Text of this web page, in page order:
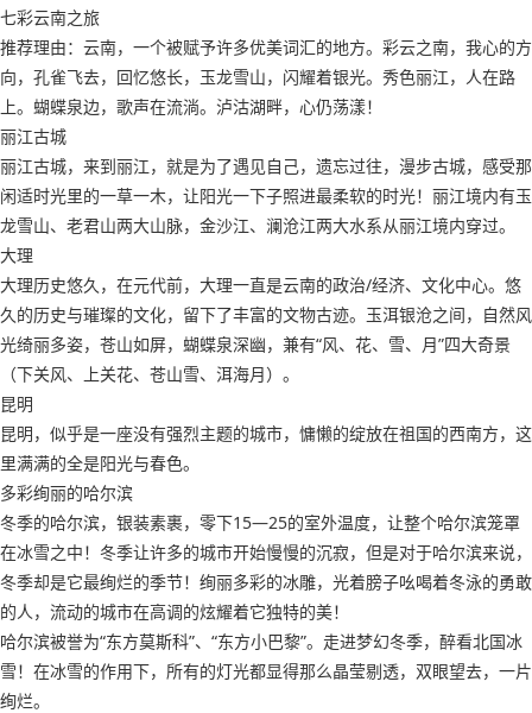
七彩云南之旅
推荐理由：云南，一个被赋予许多优美词汇的地方。彩云之南，我心的方
向，孔雀飞去，回忆悠长，玉龙雪山，闪耀着银光。秀色丽江，人在路
上。蝴蝶泉边，歌声在流淌。泸沽湖畔，心仍荡漾！
丽江古城
丽江古城，来到丽江，就是为了遇见自己，遗忘过往，漫步古城，感受那
闲适时光里的一草一木，让阳光一下子照进最柔软的时光！丽江境内有玉
龙雪山、老君山两大山脉，金沙江、澜沧江两大水系从丽江境内穿过。
大理
大理历史悠久，在元代前，大理一直是云南的政治/经济、文化中心。悠
久的历史与璀璨的文化，留下了丰富的文物古迹。玉洱银沧之间，自然风
光绮丽多姿，苍山如屏，蝴蝶泉深幽，兼有“风、花、雪、月”四大奇景
（下关风、上关花、苍山雪、洱海月）。
昆明
昆明，似乎是一座没有强烈主题的城市，慵懒的绽放在祖国的西南方，这
里满满的全是阳光与春色。
多彩绚丽的哈尔滨
冬季的哈尔滨，银装素裹，零下15—25的室外温度，让整个哈尔滨笼罩
在冰雪之中！冬季让许多的城市开始慢慢的沉寂，但是对于哈尔滨来说，
冬季却是它最绚烂的季节！绚丽多彩的冰雕，光着膀子吆喝着冬泳的勇敢
的人，流动的城市在高调的炫耀着它独特的美！
哈尔滨被誉为“东方莫斯科”、“东方小巴黎”。走进梦幻冬季，醉看北国冰
雪！在冰雪的作用下，所有的灯光都显得那么晶莹剔透，双眼望去，一片
绚烂。